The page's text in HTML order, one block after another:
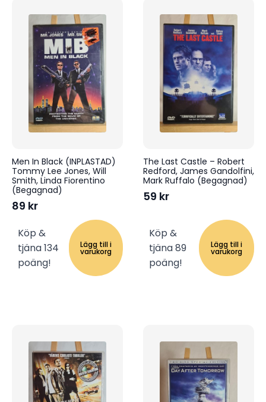
Men In Black (INPLASTAD)
Tommy Lee Jones, Will
Smith, Linda Fiorentino
(Begagnad)
89 kr
Köp &
tjäna 134
poäng!
Lägg till i
varukorg
The Last Castle – Robert
Redford, James Gandolfini,
Mark Ruffalo (Begagnad)
59 kr
Köp &
tjäna 89
poäng!
Lägg till i
varukorg